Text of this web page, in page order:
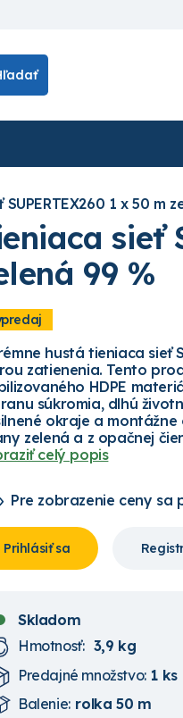
1 x 50 m
sieť
99 %
hustá tieniaca sieť
zatienenia. Tento
HDPE
súkromia, dlhú
okraje a
zelená a z opačnej
celý popis
Pre zobrazenie ceny sa
Prihlásiť sa
Skladom
Hmotnosť: 3,9 kg
Predajné množstvo: 1 ks
Balenie: rolka 50 m